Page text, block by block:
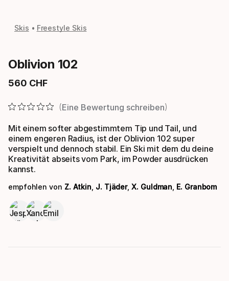
Skis Freestyle Skis
Oblivion 102
560 CHF
Endpreis
Eine Bewertung schreiben
Mit einem softer abgestimmtem Tip und Tail, und
einem engeren Radius, ist der Oblivion 102 super
verspielt und dennoch stabil. Ein Ski mit dem du deine
Kreativität abseits vom Park, im Powder ausdrücken
kannst.
empfohlen von Z. Atkin J. Tjäder,X. Guldman E. Granbom